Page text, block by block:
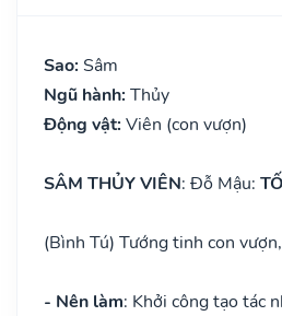
Sao: Sâm
Ngũ hành: Thủy
Động vật: Viên (con vượn)
SÂM THỦY VIÊN: Đỗ Mậu:
(Bình Tú) Tướng tinh con
- Nên làm: Khởi công tạo tác